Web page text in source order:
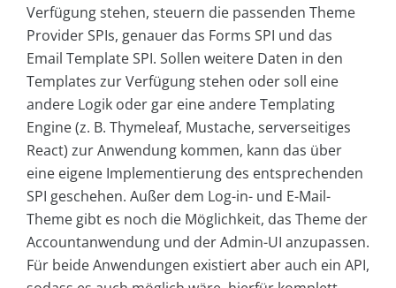
Verfügung stehen, steuern die passenden Theme
ProviderSPIs, genauer das Forms SPI und das
Email TemplateSPI. Sollen weitere Daten in den
Templates zur Verfügung stehen oder soll eine
andere Logik oder gar eine andere Templating
Engine (z. B. Thymeleaf, Mustache, serverseitiges
React) zur Anwendung kommen, kann das über
eine eigene Implementierung des entsprechenden
SPI geschehen. Außer dem Log-in- und E-Mail-
Theme gibt es noch die Möglichkeit, das Theme der
Accountanwendung und der Admin-UI anzupassen.
Für beide Anwendungen existiert aber auch ein API,